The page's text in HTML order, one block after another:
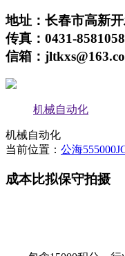
地址：长春市高新
传真：0431-
信箱：
机械自动化
机械自动化
当前位置： 公海
成本比拟保守拍摄